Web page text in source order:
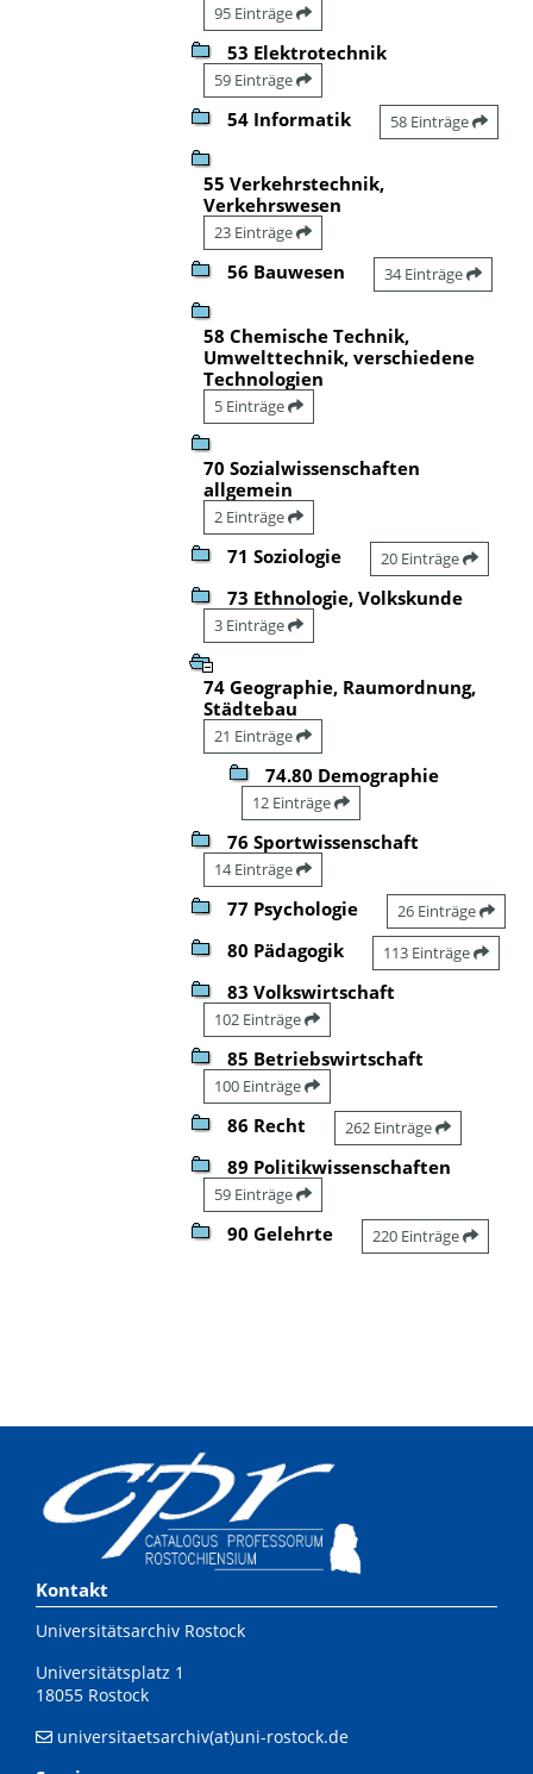
95 Einträge
53 Elektrotechnik
59 Einträge
54 Informatik 58 Einträge
55 Verkehrstechnik,
Verkehrswesen
23 Einträge
56 Bauwesen 34 Einträge
58 Chemische Technik,
Umwelttechnik, verschiedene
Technologien
5 Einträge
70 Sozialwissenschaften
allgemein
2 Einträge
71 Soziologie 20 Einträge
73 Ethnologie, Volkskunde
3 Einträge
74 Geographie, Raumordnung,
Städtebau
21 Einträge
74.80 Demographie
12 Einträge
76 Sportwissenschaft
14 Einträge
77 Psychologie 26 Einträge
80 Pädagogik 113 Einträge
83 Volkswirtschaft
102 Einträge
85 Betriebswirtschaft
100 Einträge
86 Recht 262 Einträge
89 Politikwissenschaften
59 Einträge
90 Gelehrte 220 Einträge
Kontakt
Universitätsarchiv Rostock
Universitätsplatz 1
18055 Rostock
universitaetsarchiv(at)uni-rostock.de